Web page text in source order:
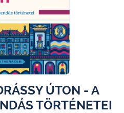
ÚTON - A
TÖRTÉNETEI